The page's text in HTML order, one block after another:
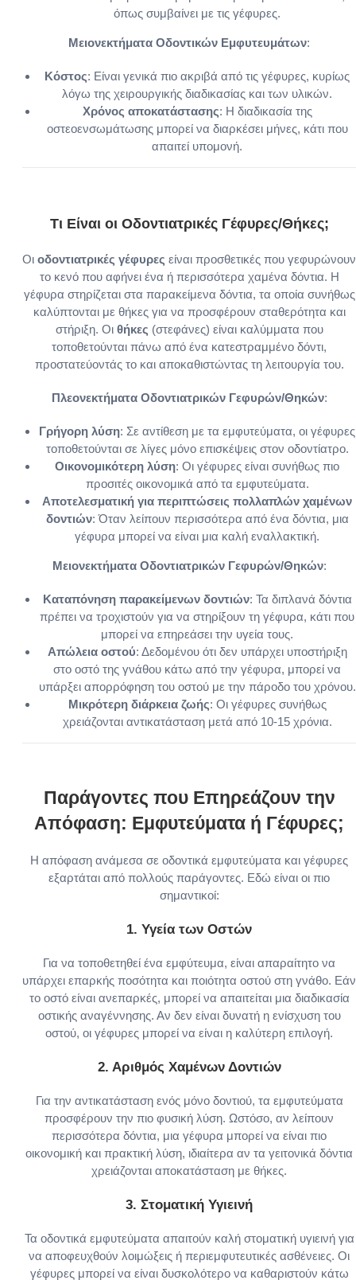
όπως συμβαίνει με τις γέφυρες.
Μειονεκτήματα Οδοντικών Εμφυτευμάτων:
Κόστος: Είναι γενικά πιο ακριβά από τις γέφυρες, κυρίως
λόγω της χειρουργικής διαδικασίας και των υλικών.
Χρόνος αποκατάστασης: Η διαδικασία της
οστεοενσωμάτωσης μπορεί να διαρκέσει μήνες, κάτι που
απαιτεί υπομονή.
Τι Είναι οι Οδοντιατρικές Γέφυρες/Θήκες;
Οι οδοντιατρικές γέφυρες είναι προσθετικές που γεφυρώνουν
το κενό που αφήνει ένα ή περισσότερα χαμένα δόντια. Η
γέφυρα στηρίζεται στα παρακείμενα δόντια, τα οποία συνήθως
καλύπτονται με θήκες για να προσφέρουν σταθερότητα και
στήριξη. Οι θήκες (στεφάνες) είναι καλύμματα που
τοποθετούνται πάνω από ένα κατεστραμμένο δόντι,
προστατεύοντάς το και αποκαθιστώντας τη λειτουργία του.
Πλεονεκτήματα Οδοντιατρικών Γεφυρών/Θηκών:
Γρήγορη λύση: Σε αντίθεση με τα εμφυτεύματα, οι γέφυρες
τοποθετούνται σε λίγες μόνο επισκέψεις στον οδοντίατρο.
Οικονομικότερη λύση: Οι γέφυρες είναι συνήθως πιο
προσιτές οικονομικά από τα εμφυτεύματα.
Αποτελεσματική για περιπτώσεις πολλαπλών χαμένων
δοντιών: Όταν λείπουν περισσότερα από ένα δόντια, μια
γέφυρα μπορεί να είναι μια καλή εναλλακτική.
Μειονεκτήματα Οδοντιατρικών Γεφυρών/Θηκών:
Καταπόνηση παρακείμενων δοντιών: Τα διπλανά δόντια
πρέπει να τροχιστούν για να στηρίξουν τη γέφυρα, κάτι που
μπορεί να επηρεάσει την υγεία τους.
Απώλεια οστού: Δεδομένου ότι δεν υπάρχει υποστήριξη
στο οστό της γνάθου κάτω από την γέφυρα, μπορεί να
υπάρξει απορρόφηση του οστού με την πάροδο του χρόνου.
Μικρότερη διάρκεια ζωής: Οι γέφυρες συνήθως
χρειάζονται αντικατάσταση μετά από 10-15 χρόνια.
Παράγοντες που Επηρεάζουν την
Απόφαση: Εμφυτεύματα ή Γέφυρες;
Η απόφαση ανάμεσα σε οδοντικά εμφυτεύματα και γέφυρες
εξαρτάται από πολλούς παράγοντες. Εδώ είναι οι πιο
σημαντικοί:
1. Υγεία των Οστών
Για να τοποθετηθεί ένα εμφύτευμα, είναι απαραίτητο να
υπάρχει επαρκής ποσότητα και ποιότητα οστού στη γνάθο. Εάν
το οστό είναι ανεπαρκές, μπορεί να απαιτείται μια διαδικασία
οστικής αναγέννησης. Αν δεν είναι δυνατή η ενίσχυση του
οστού, οι γέφυρες μπορεί να είναι η καλύτερη επιλογή.
2. Αριθμός Χαμένων Δοντιών
Για την αντικατάσταση ενός μόνο δοντιού, τα εμφυτεύματα
προσφέρουν την πιο φυσική λύση. Ωστόσο, αν λείπουν
περισσότερα δόντια, μια γέφυρα μπορεί να είναι πιο
οικονομική και πρακτική λύση, ιδιαίτερα αν τα γειτονικά δόντια
χρειάζονται αποκατάσταση με θήκες.
3. Στοματική Υγιεινή
Τα οδοντικά εμφυτεύματα απαιτούν καλή στοματική υγιεινή για
να αποφευχθούν λοιμώξεις ή περιεμφυτευτικές ασθένειες. Οι
γέφυρες μπορεί να είναι δυσκολότερο να καθαριστούν κάτω